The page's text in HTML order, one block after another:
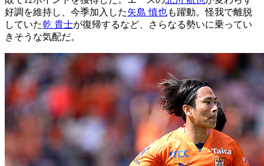
好調を維持し、今季加入した矢島 慎也も躍動。怪我で離脱
していた乾 貴士が復帰するなど、さらなる勢いに乗ってい
きそうな気配だ。